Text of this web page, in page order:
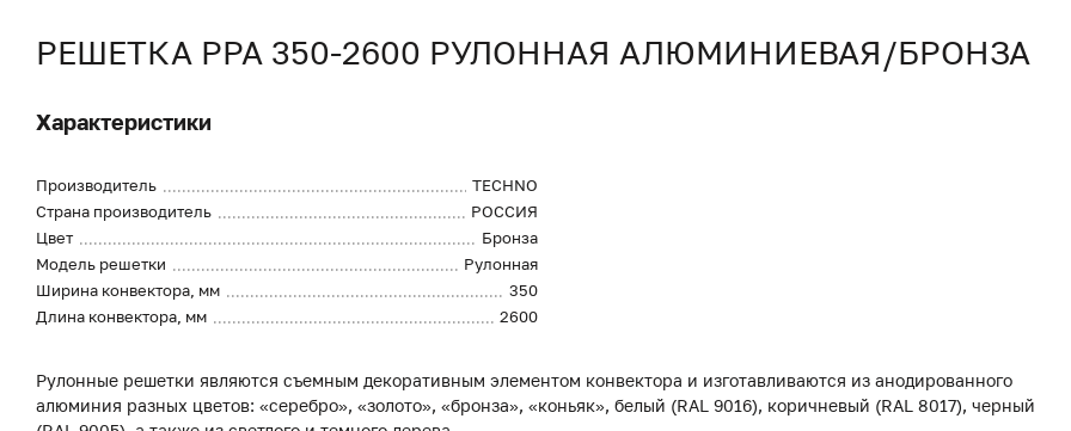
РЕШЕТКА PPA 350-2600 РУЛОННАЯ АЛЮМИНИЕВАЯ/БРОНЗА
Характеристики
Производитель
TECHNO
Страна производитель
РОССИЯ
Цвет
Бронза
Модель решетки
Рулонная
Ширина конвектора, мм
350
Длина конвектора, мм
2600
Рулонные решетки являются съемным декоративным элементом конвектора и изготавливаются из анодированного
алюминия разных цветов: «серебро», «золото», «бронза», «коньяк», белый (RAL 9016), коричневый (RAL 8017), черный